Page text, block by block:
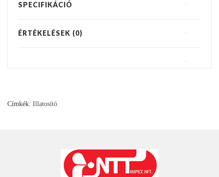
SPECIFIKÁCIÓ
ÉRTÉKELÉSEK (0)
Címkék: Illatosító